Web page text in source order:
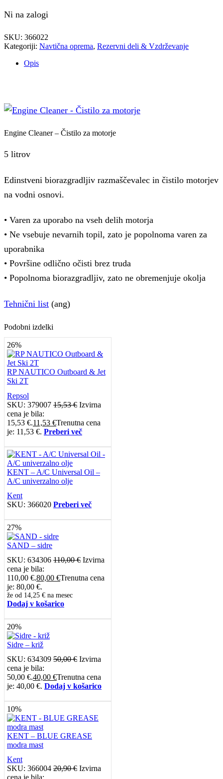
Ni na zalogi
SKU: 366022
Kategoriji: Navtična oprema, Rezervni deli & Vzdrževanje
Opis
Engine Cleaner – Čistilo za motorje
5 litrov
Edinstveni biorazgradljiv razmaščevalec in čistilo motorjev
na vodni osnovi.
• Varen za uporabo na vseh delih motorja
• Ne vsebuje nevarnih topil, zato je popolnoma varen za
uporabnika
• Površine odlično očisti brez truda
• Popolnoma biorazgradljiv, zato ne obremenjuje okolja
Tehnični list (ang)
Podobni izdelki
26%
RP NAUTICO Outboard & Jet
Ski 2T
Repsol
SKU: 379007 15,53€ Izvirna
cena je bila:
15,53 €.11,53 €Trenutna cena
je: 11,53 €. Preberi več
KENT – A/C Universal Oil –
A/C univerzalno olje
Kent
SKU: 366020 Preberi več
27%
SAND – sidre
SKU: 634306 110,00€ Izvirna
cena je bila:
110,00 €.80,00 €Trenutna cena
je: 80,00 €.
že od 14,25 € na mesec
Dodaj v košarico
20%
Sidre – križ
SKU: 634309 50,00€ Izvirna
cena je bila:
50,00 €.40,00 €Trenutna cena
je: 40,00 €. Dodaj v košarico
10%
KENT – BLUE GREASE
modra mast
Kent
SKU: 366004 20,90€ Izvirna